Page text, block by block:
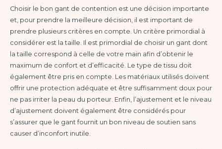
Choisir le bon gant de contention est une décision importante
et, pour prendre la meilleure décision, il est important de
prendre plusieurs critères en compte. Un critère primordial à
considérer est la taille. Il est primordial de choisir un gant dont
la taille correspond à celle de votre main afin d’obtenir le
maximum de confort et d’efficacité. Le type de tissu doit
également être pris en compte. Les matériaux utilisés doivent
offrir une protection adéquate et être suffisamment doux pour
ne pas irriter la peau du porteur. Enfin, l’ajustement et le niveau
d’ajustement doivent également être considérés pour
s’assurer que le gant fournit un bon niveau de soutien sans
causer d’inconfort inutile.